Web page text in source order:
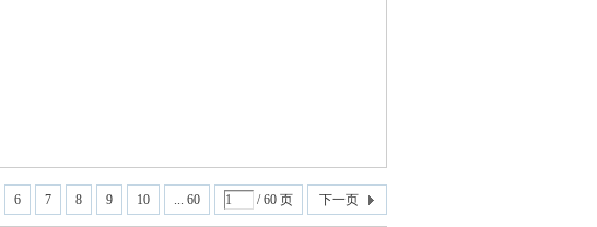
6 7 8 9 10 ... 60 / 60 页 下一页